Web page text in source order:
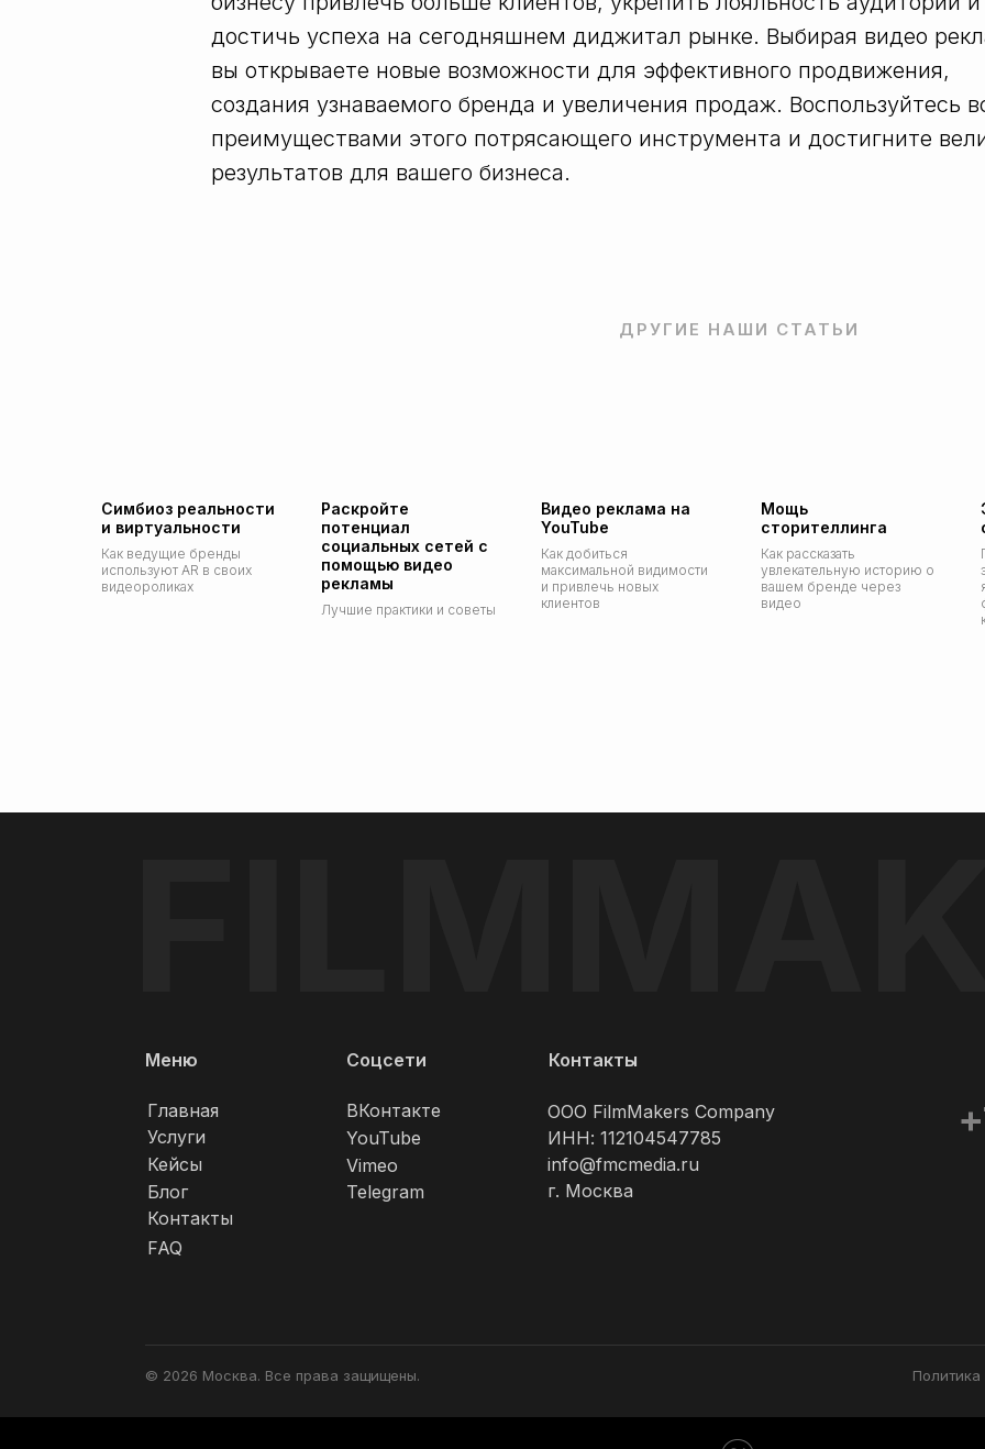
достичь успеха на сегодняшнем диджитал рынке. Выбирая видео
вы открываете новые возможности для эффективного продвижения,
создания узнаваемого бренда и увеличения продаж. Воспользуйтесь
преимуществами этого потрясающего инструмента и достигните
результатов для вашего бизнеса.
ДРУГИЕ НАШИ СТАТЬИ
Симбиоз реальности
и виртуальности
Как ведущие бренды
используют AR в своих
видеороликах
Раскройте
потенциал
социальных сетей с
помощью видео
рекламы
Лучшие практики и советы
Видео реклама на
YouTube
Как добиться
максимальной видимости
и привлечь новых
клиентов
Мощь
сторителлинга
Как рассказать
увлекательную историю о
вашем бренде через
видео
Главная
Услуги
Кейсы
Блог
Контакты
FAQ
ВКонтакте
YouTube
Vimeo
Telegram
ООО FilmMakers Company
ИНН: 112104547785
info@fmcmedia.ru
г. Москва
Контакты
Соцсети
Меню
© 2026 Москва. Все права защищены. Политика